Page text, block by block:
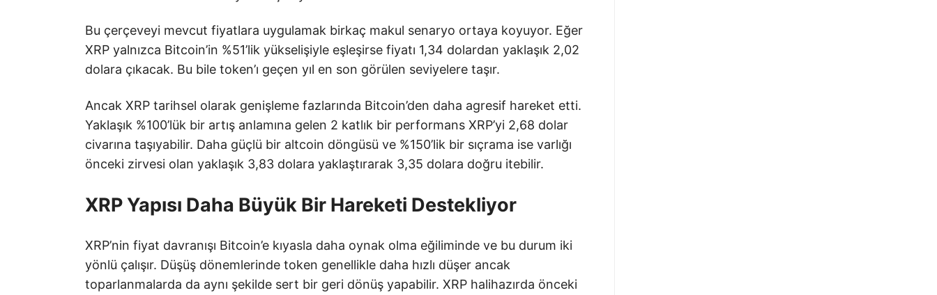
Bu çerçeveyi mevcut fiyatlara uygulamak birkaç makul senaryo ortaya koyuyor. Eğer
XRP yalnızca Bitcoin’in %51’lik yükselişiyle eşleşirse fiyatı 1,34 dolardan yaklaşık 2,02
dolara çıkacak. Bu bile token’ı geçen yıl en son görülen seviyelere taşır.
Ancak XRP tarihsel olarak genişleme fazlarında Bitcoin’den daha agresif hareket etti.
Yaklaşık %100’lük bir artış anlamına gelen 2 katlık bir performans XRP’yi 2,68 dolar
civarına taşıyabilir. Daha güçlü bir altcoin döngüsü ve %150’lik bir sıçrama ise varlığı
önceki zirvesi olan yaklaşık 3,83 dolara yaklaştırarak 3,35 dolara doğru itebilir.
XRP Yapısı Daha Büyük Bir Hareketi Destekliyor
XRP’nin fiyat davranışı Bitcoin’e kıyasla daha oynak olma eğiliminde ve bu durum iki
yönlü çalışır. Düşüş dönemlerinde token genellikle daha hızlı düşer ancak
toparlanmalarda da aynı şekilde sert bir geri dönüş yapabilir. XRP halihazırda önceki